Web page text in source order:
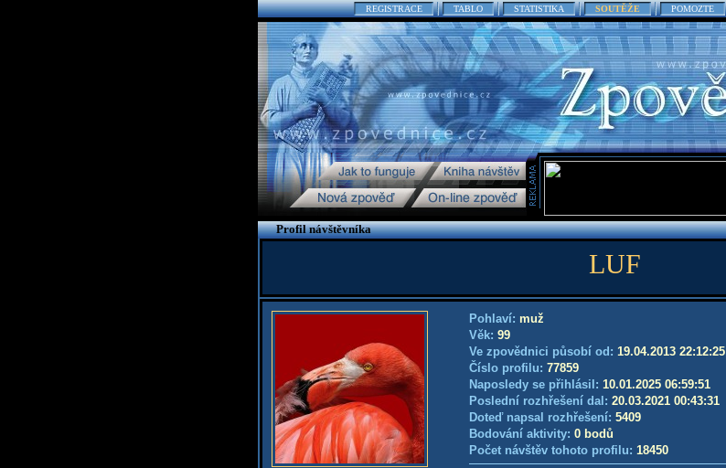
REGISTRACE TABLO STATISTIKA SOUTĚŽE POMOZTE
Profil návštěvníka
LUF
Pohlaví: muž
Věk: 99
Ve zpovědnici působí od: 19.04.2013 22:12:25
Číslo profilu: 77859
Naposledy se přihlásil: 10.01.2025 06:59:51
Poslední rozhřešení dal: 20.03.2021 00:43:31
Doteď napsal rozhřešení: 5409
Bodování aktivity: 0 bodů
Počet návštěv tohoto profilu: 18450